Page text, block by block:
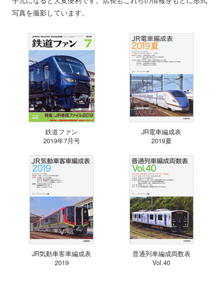
写真を撮影しています。
鉄道ファン
2019年7月号
JR電車編成表
2019夏
JR気動車客車編成表
2019
普通列車編成両数表
Vol.40